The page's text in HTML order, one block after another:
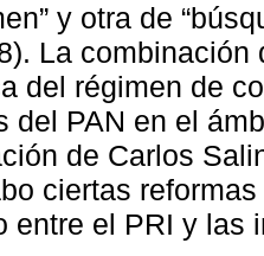
y otra de
La
del régimen de
del PAN en el
de Carlos
ciertas
entre el PRI y las